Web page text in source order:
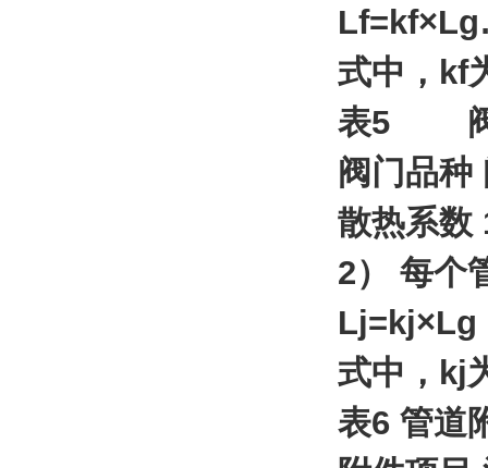
式中，kf
表5 阀
阀门品种
散热系数
2） 每个
式中，kj
表6 管道